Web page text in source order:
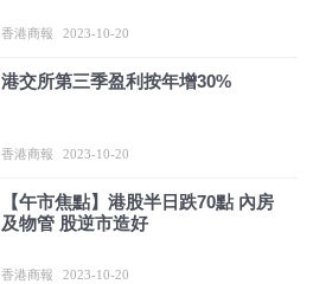
香港商報 2023-10-20
港交所第三季盈利按年增30%
香港商報 2023-10-20
【午市焦點】港股半日跌70點 內房
及物管 股逆市造好
香港商報 2023-10-20